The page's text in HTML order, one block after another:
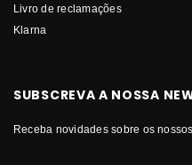
Livro de reclamações
Klarna
SUBSCREVA A NOSSA
Receba novidades sobre os